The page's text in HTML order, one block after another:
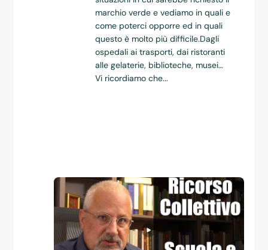
marchio verde e vediamo in quali e
come poterci opporre ed in quali
questo è molto più difficile.Dagli
ospedali ai trasporti, dai ristoranti
alle gelaterie, biblioteche, musei…
Vi ricordiamo che...